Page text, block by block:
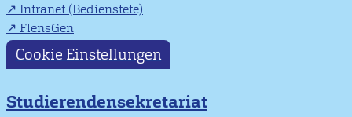
Intranet (Bedienstete)
FlensGen
Cookie Einstellungen
Studierendensekretariat